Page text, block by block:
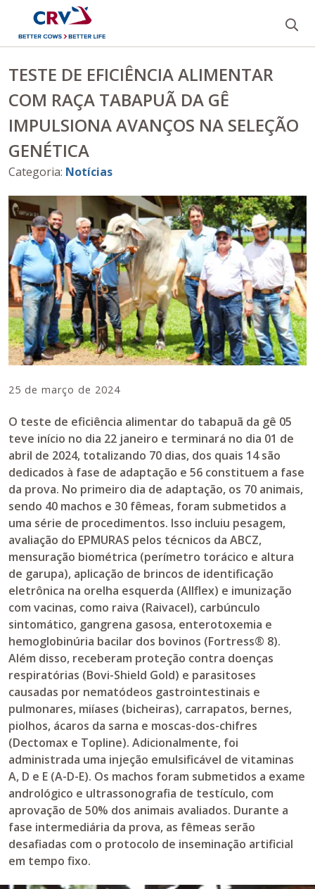
TESTE DE EFICIÊNCIA ALIMENTAR
COM RAÇA TABAPUÃ DA GÊ
IMPULSIONA AVANÇOS NA SELEÇÃO
GENÉTICA
Categoria: Notícias
25 de março de 2024
O teste de eficiência alimentar do tabapuã da gê 05
teve início no dia 22 janeiro e terminará no dia 01 de
abril de 2024, totalizando 70 dias, dos quais 14 são
dedicados à fase de adaptação e 56 constituem a fase
da prova. No primeiro dia de adaptação, os 70 animais,
sendo 40 machos e 30 fêmeas, foram submetidos a
uma série de procedimentos. Isso incluiu pesagem,
avaliação do EPMURAS pelos técnicos da ABCZ,
mensuração biométrica (perímetro torácico e altura
de garupa), aplicação de brincos de identificação
eletrônica na orelha esquerda (Allflex) e imunização
com vacinas, como raiva (Raivacel), carbúnculo
sintomático, gangrena gasosa, enterotoxemia e
hemoglobinúria bacilar dos bovinos (Fortress® 8).
Além disso, receberam proteção contra doenças
respiratórias (Bovi-Shield Gold) e parasitoses
causadas por nematódeos gastrointestinais e
pulmonares, miíases (bicheiras), carrapatos, bernes,
piolhos, ácaros da sarna e moscas-dos-chifres
(Dectomax e Topline). Adicionalmente, foi
administrada uma injeção emulsificável de vitaminas
A, D e E (A-D-E). Os machos foram submetidos a exame
andrológico e ultrassonografia de testículo, com
aprovação de 50% dos animais avaliados. Durante a
fase intermediária da prova, as fêmeas serão
desafiadas com o protocolo de inseminação artificial
em tempo fixo.